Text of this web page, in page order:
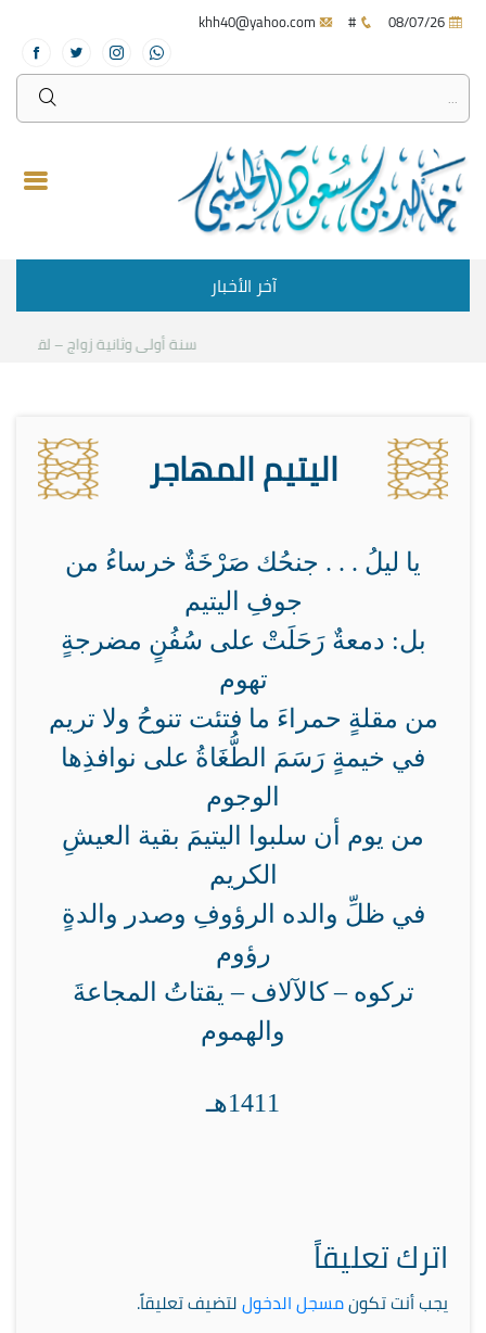
#
آخر الأخبار
سنة أولى وثانية زواج – لقاء مع
اليتيم المهاجر
يا ليلُ . . . جنحُك صَرْخَةٌ خرساءُ من
جوفِ اليتيم
بل: دمعةٌ رَحَلَتْ على سُفُنٍ مضرجةٍ
تهوم
من مقلةٍ حمراءَ ما فتئت تنوحُ ولا تريم
في خيمةٍ رَسَمَ الطُّغَاةُ على نوافذِها
الوجوم
من يوم أن سلبوا اليتيمَ بقية العيشِ
الكريم
في ظلِّ والده الرؤوفِ وصدر والدةٍ
رؤوم
تركوه – كالآلاف – يقتاتُ المجاعةَ
والهموم
1411هـ
اترك تعليقاً
يجب أنت تكونمسجل الدخوللتضيف تعليقاً.